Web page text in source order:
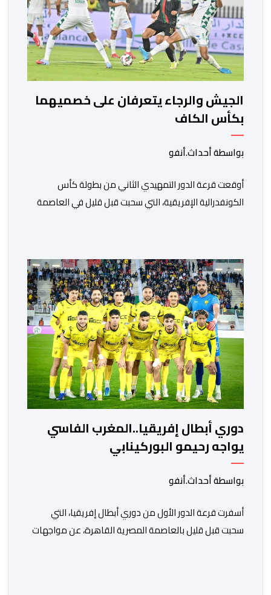
الجيش والرجاء يتعرفان على خصميهما
بكأس الكاف
بواسطة أحداث.أنفو
أوقعت قرعة الدور التمهيدي الثاني من بطولة كأس
الكونفدرالية الإفريقية، التي سحبت قبل قليل في العاصمة
ووسط القارة. ​وسيكون نادي الرجاء الرياضي على موعد مع
مواجهة المتأهل من المباراة التي تجمع بين إيل كانيمي
واريورز النيجيري ونادي أوديب ممثل […]
دوري أبطال إفريقيا..المغرب الفاسي
يواجه رحيمو البوركينابي
بواسطة أحداث.أنفو
أسفرت قرعة الدور الأول من دوري أبطال إفريقيا، التي
سحبت قبل قليل بالعاصمة المصرية القاهرة، عن مواجهات